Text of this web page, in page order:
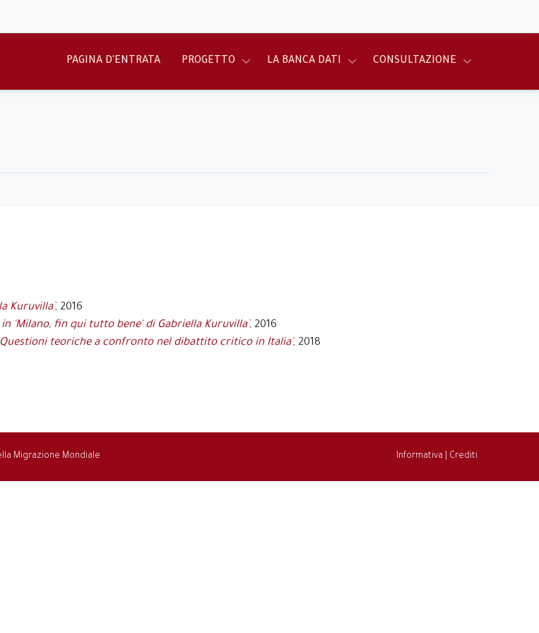
PAGINA D'ENTRATA PROGETTO LA BANCA DATI CONSULTAZIONE
Kuruvilla`, 2016
'Milano, fin qui tutto bene' di Gabriella Kuruvilla`, 2016
teoriche a confronto nel dibattito critico in Italia`, 2018
Migrazione Mondiale Informativa Crediti